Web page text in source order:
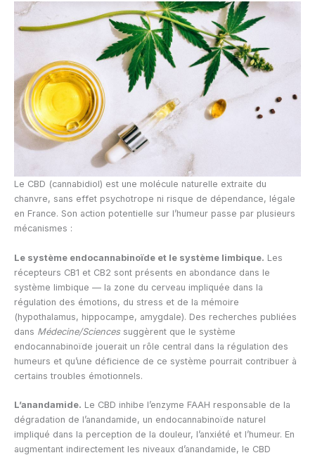
Le CBD (cannabidiol) est une molécule naturelle extraite du
chanvre, sans effet psychotrope ni risque de dépendance, légale
en France. Son action potentielle sur l’humeur passe par plusieurs
mécanismes :
Le système endocannabinoïde et le système limbique. Les
récepteurs CB1 et CB2 sont présents en abondance dans le
système limbique — la zone du cerveau impliquée dans la
régulation des émotions, du stress et de la mémoire
(hypothalamus, hippocampe, amygdale). Des recherches publiées
dans Médecine/Sciences suggèrent que le système
endocannabinoïde jouerait un rôle central dans la régulation des
humeurs et qu’une déficience de ce système pourrait contribuer à
certains troubles émotionnels.
L’anandamide. Le CBD inhibe l’enzyme FAAH responsable de la
dégradation de l’anandamide, un endocannabinoïde naturel
impliqué dans la perception de la douleur, l’anxiété et l’humeur. En
augmentant indirectement les niveaux d’anandamide, le CBD